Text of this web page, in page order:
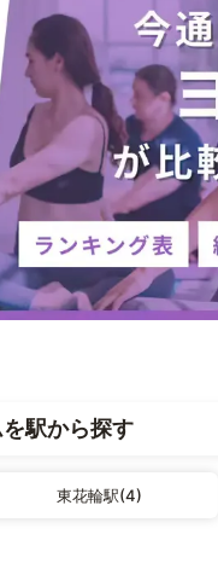
駅から探す
東花輪駅(4)